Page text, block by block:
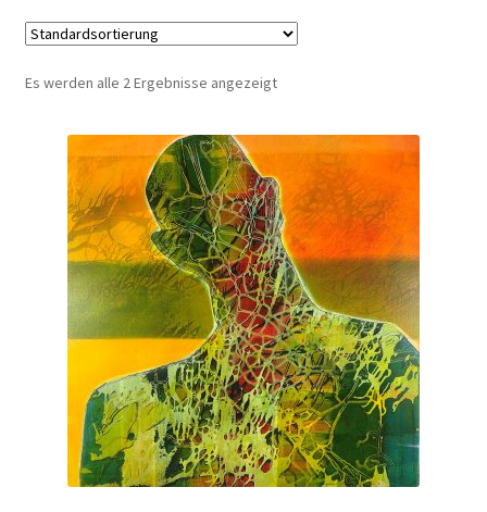
Themen
Es werden alle 2 Ergebnisse angezeigt